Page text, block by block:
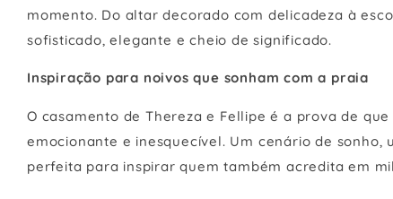
momento. Do altar decorado com delicadeza à
sofisticado, elegante e cheio de significado.
Inspiração para noivos que sonham com a praia
O casamento de Thereza e Fellipe é a prova de
emocionante e inesquecível. Um cenário de
perfeita para inspirar quem também acredita em